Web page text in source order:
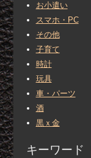
お小遣い
スマホ・PC
その他
子育て
時計
玩具
車・パーツ
酒
黒ｘ金
キーワード